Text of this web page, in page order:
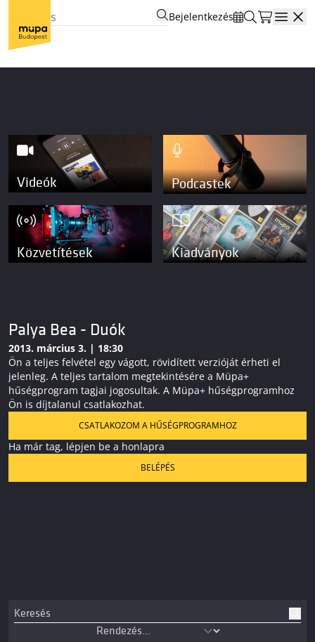
Bejelentkezés
Videók Podcastek
Közvetítések Kiadványok
Palya Bea - Duók
2013. március 3. | 18:30
Ön a teljes felvétel egy vágott, rövidített verzióját érheti el
jelenleg. A teljes tartalom megtekintésére a Müpa+
hűségprogram tagjai jogosultak. A Müpa+ hűségprogramhoz
Ön is díjtalanul csatlakozhat.
CSATLAKOZOM A HŰSÉGPROGRAMHOZ
Ha már tag, lépjen be a honlapra
BELÉPÉS